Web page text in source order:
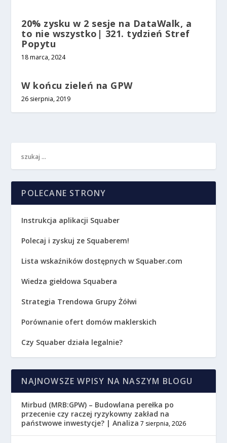
20% zysku w 2 sesje na DataWalk, a
to nie wszystko| 321. tydzień Stref
Popytu
18 marca, 2024
W końcu zieleń na GPW
26 sierpnia, 2019
POLECANE STRONY
Instrukcja aplikacji Squaber
Polecaj i zyskuj ze Squaberem!
Lista wskaźników dostępnych w Squaber.com
Wiedza giełdowa Squabera
Strategia Trendowa Grupy Żółwi
Porównanie ofert domów maklerskich
Czy Squaber działa legalnie?
NAJNOWSZE WPISY NA NASZYM BLOGU
Mirbud (MRB:GPW) – Budowlana perełka po
przecenie czy raczej ryzykowny zakład na
państwowe inwestycje? | Analiza 7 sierpnia, 2026